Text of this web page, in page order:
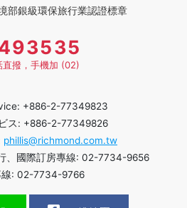
部銀級環保旅行業認證標章
直撥，手機加 (02)
+886-2-77349823
ス: +886-2-77349826
phillis@richmond.com.tw
、國際訂房專線: 02-7734-9656
線: 02-7734-9766